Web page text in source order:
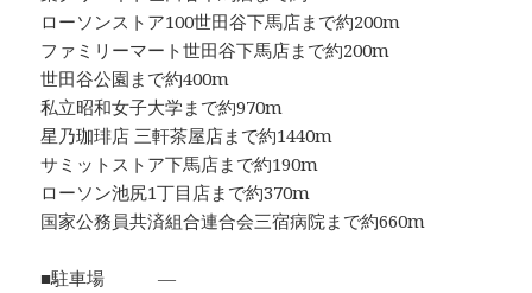
ローソンストア100世田谷下馬店まで約200m
ファミリーマート世田谷下馬店まで約200m
世田谷公園まで約400m
私立昭和女子大学まで約970m
星乃珈琲店 三軒茶屋店まで約1440m
サミットストア下馬店まで約190m
ローソン池尻1丁目店まで約370m
国家公務員共済組合連合会三宿病院まで約660m
■駐車場 ―